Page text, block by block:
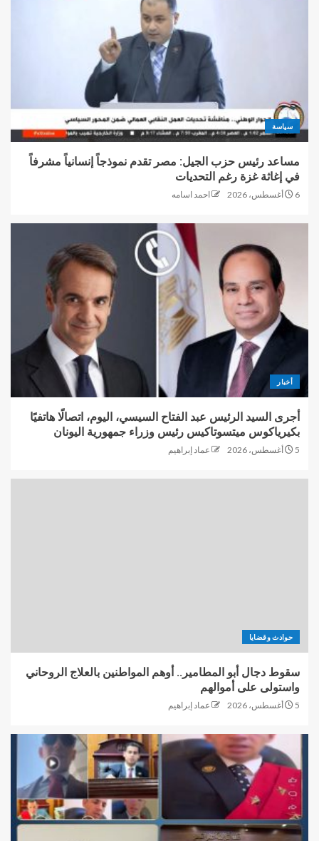
سياسة
مساعد رئيس حزب الجيل: مصر تقدم نموذجاً إنسانياً مشرفاً
في إغاثة غزة رغم التحديات
6 أغسطس، 2026 احمد اسامه
أخبار
أجرى السيد الرئيس عبد الفتاح السيسي، اليوم، اتصالًا هاتفيًا
بكيرياكوس ميتسوتاكيس رئيس وزراء جمهورية اليونان
5 أغسطس، 2026 عماد إبراهيم
حوادث وقضايا
سقوط دجال أبو المطامير.. أوهم المواطنين بالعلاج الروحاني
واستولى على أموالهم
5 أغسطس، 2026 عماد إبراهيم